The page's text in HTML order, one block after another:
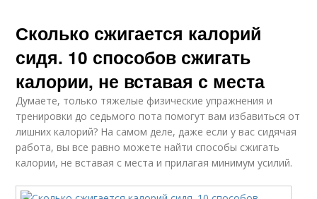
Сколько сжигается калорий
сидя. 10 способов сжигать
калории, не вставая с места
Думаете, только тяжелые физические упражнения и
тренировки до седьмого пота помогут вам избавиться от
лишних калорий? На самом деле, даже если у вас сидячая
работа, вы все равно можете найти способы сжигать
калории, не вставая с места и прилагая минимум усилий.